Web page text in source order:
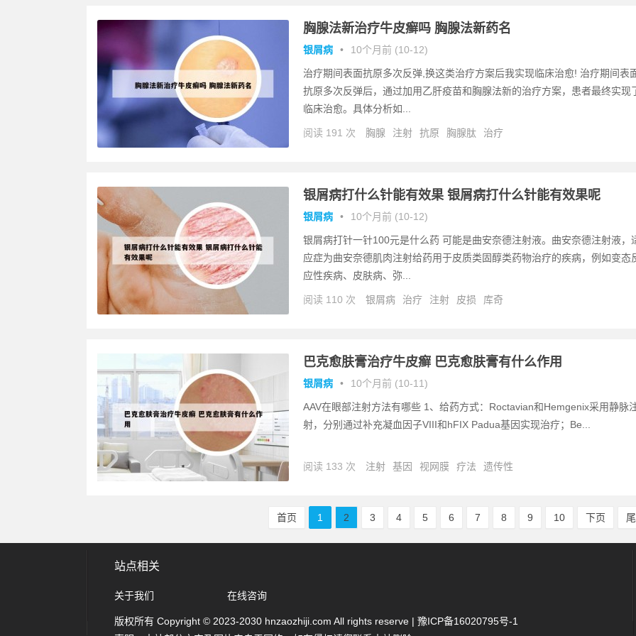
胸腺法新治疗牛皮癣吗 胸腺法新药名
银屑病 • 10个月前 (10-12)
治疗期间表面抗原多次反弹,换这类治疗方案后我实现临床治愈! 治疗期间表
抗原多次反弹后，通过加用乙肝疫苗和胸腺法新的治疗方案，患者最终实现
临床治愈。具体分析如...
阅读 191 次 胸腺 注射 抗原 胸腺肽 治疗
银屑病打什么针能有效果 银屑病打什么针能有效果呢
银屑病 • 10个月前 (10-12)
银屑病打针一针100元是什么药 可能是曲安奈德注射液。曲安奈德注射液，
应症为曲安奈德肌肉注射给药用于皮质类固醇类药物治疗的疾病，例如变态
应性疾病、皮肤病、弥...
阅读 110 次 银屑病 治疗 注射 皮损 库奇
巴克愈肤膏治疗牛皮癣 巴克愈肤膏有什么作用
银屑病 • 10个月前 (10-11)
AAV在眼部注射方法有哪些 1、给药方式：Roctavian和Hemgenix采用静脉
射，分别通过补充凝血因子VIII和hFIX Padua基因实现治疗；Be...
阅读 133 次 注射 基因 视网膜 疗法 遗传性
首页 1 2 3 4 5 6 7 8 9 10 下页
站点相关
关于我们 在线咨询
版权所有 Copyright © 2023-2030 hnzaozhiji.com All rights reserve | 豫ICP备16020795号-1